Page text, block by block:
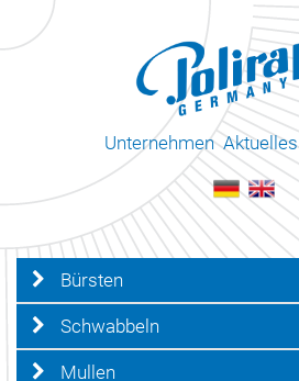
Unternehmen Aktuelles
Bürsten
Schwabbeln
Mullen